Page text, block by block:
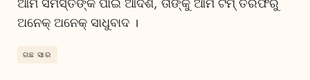
ଆମ ସମସ୍ତଙ୍କ ପାଇଁ ଆଦର୍ଶ, ତାଙ୍କୁ ଆମ ଟିମ୍ ତରଫରୁ
ଅନେକ୍ ଅନେକ୍ ସାଧୁବାଦ ।
ଗଛ ସାର